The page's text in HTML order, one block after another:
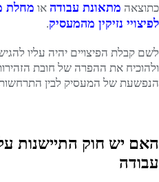
כתוצאה מתאונת עבודה או מחלת
לפיצויי נזיקין מהמעסיק.
לשם קבלת הפיצויים יהיה עליו
ולהוכיח את ההפרה של חובת
הנפשעת של המעסיק לבין התרחשות
האם יש חוק התיישנות על
עבודה